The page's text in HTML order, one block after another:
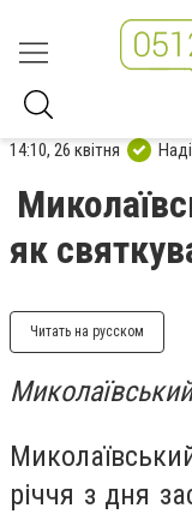
14:10, 26 квітня
як
Читать на русском
річчя з дня